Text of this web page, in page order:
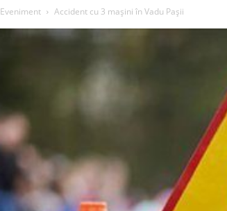
Eveniment Accident cu 3 mașini în Vadu Pașii